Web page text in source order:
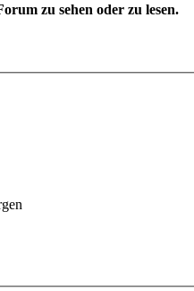
zu sehen oder zu lesen.